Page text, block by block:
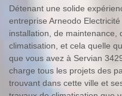
Détenant une solide
entreprise Arneodo Electricité
installation, de maintenance,
climatisation, et cela quelle
que vous avez à Servian
charge tous les projets des
trouvant dans cette ville et